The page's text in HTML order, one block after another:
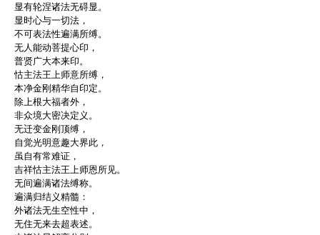
显有轮涅诸法无碍显。
显时心与一切法，
不可表法性遍满所缚。
无人能动菩提心印，
普贤广大本来印。
怙主法王上师意所缚，
本净金刚精华自印定。
除上根大福者外，
非众境大密决定义。
无迁变金刚顶缚，
自觉光明意趣大界此，
虽自有常难证，
吉祥怙主法王上师恩所见。
无间遍满诸法缚称。
遍满归结义精髓：
外诸法无生空性中，
无住无来去超表述。